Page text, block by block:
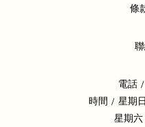
條
電話
時間 / 星期
星期六